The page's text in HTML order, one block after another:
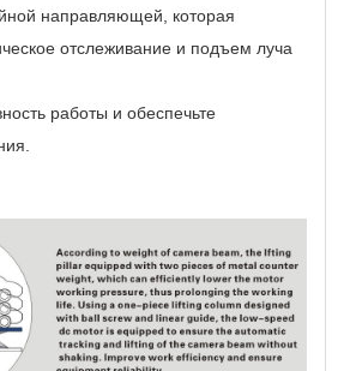
направляющей, которая
отслеживание и подъем луча
работы и обеспечьте